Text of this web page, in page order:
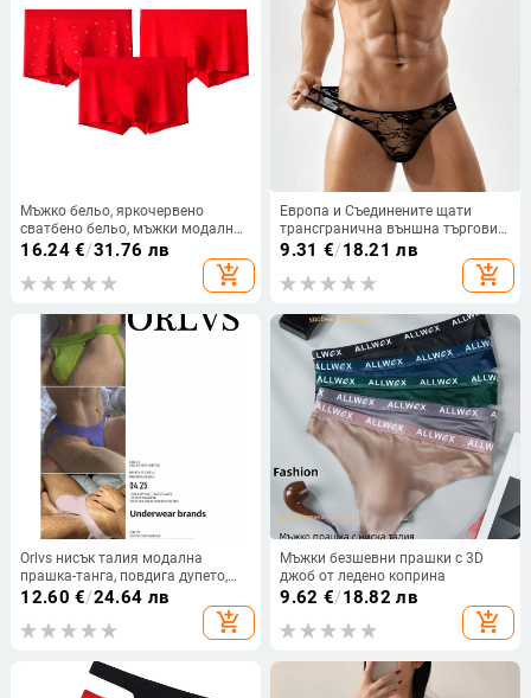
Мъжко бельо, яркочервено
сватбено бельо, мъжки модални
безшевни антибактериални
16.24€/31.76 лв
add_shopping_cart
Европа и Съединените щати
трансгранична външна търговия
мъжки дантелени прашки
забавни 2024 ново дишащо
9.31 €/18.21 лв
add_shopping_cart
Orlvs нисък талия модална
прашка-танга, повдига дупето,
едноцветна
12.60 €/24.64 лв
add_shopping_cart
Мъжки безшевни прашки с 3D
джоб от ледено коприна
9.62 €/18.82 лв
add_shopping_cart